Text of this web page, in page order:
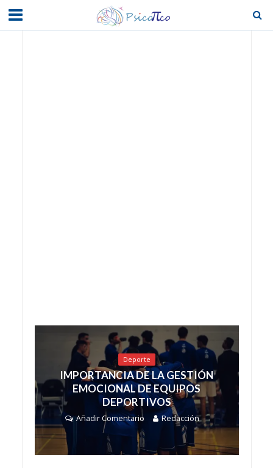
Deporte
IMPORTANCIA DE LA GESTIÓN
EMOCIONAL DE EQUIPOS
DEPORTIVOS
Añadir Comentario Redacción